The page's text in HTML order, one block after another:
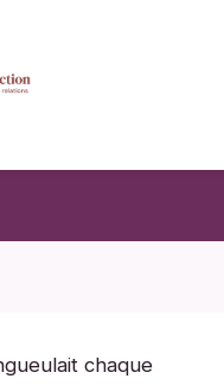
chaque